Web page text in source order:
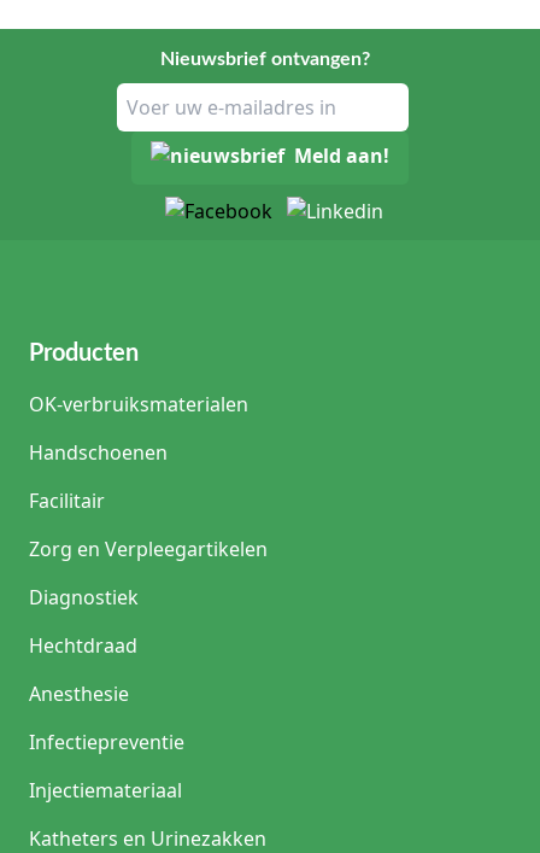
Nieuwsbrief ontvangen?
Meld aan!
Producten
OK-verbruiksmaterialen
Handschoenen
Facilitair
Zorg en Verpleegartikelen
Diagnostiek
Hechtdraad
Anesthesie
Infectiepreventie
Injectiemateriaal
Katheters en Urinezakken